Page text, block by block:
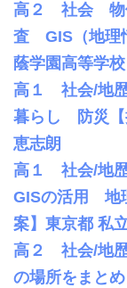
高２ 社会 物
査 GIS（地理
蔭学園高等
高１ 社会/地
暮らし 防災【
恵志朗
高１ 社会/地
GISの活用 地
案】東京都 私
高２ 社会/地
の場所をまと